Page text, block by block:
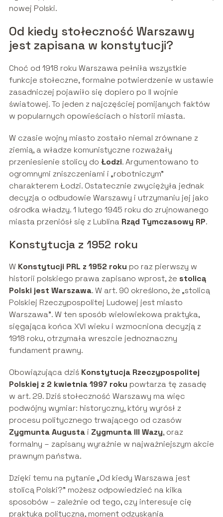
nowej Polski.
Od kiedy stołeczność Warszawy
jest zapisana w konstytucji?
Choć od 1918 roku Warszawa pełniła wszystkie
funkcje stołeczne, formalne potwierdzenie w ustawie
zasadniczej pojawiło się dopiero po II wojnie
światowej. To jeden z najczęściej pomijanych faktów
w popularnych opowieściach o historii miasta.
W czasie wojny miasto zostało niemal zrównane z
ziemią, a władze komunistyczne rozważały
przeniesienie stolicy do Łodzi. Argumentowano to
ogromnymi zniszczeniami i „robotniczym”
charakterem Łodzi. Ostatecznie zwyciężyła jednak
decyzja o odbudowie Warszawy i utrzymaniu jej jako
ośrodka władzy. 1 lutego 1945 roku do zrujnowanego
miasta przeniósł się z Lublina Rząd Tymczasowy RP.
Konstytucja z 1952 roku
W Konstytucji PRL z 1952 roku po raz pierwszy w
historii polskiego prawa zapisano wprost, że stolicą
Polski jest Warszawa. W art. 90 określono, że „stolicą
Polskiej Rzeczypospolitej Ludowej jest miasto
Warszawa”. W ten sposób wielowiekowa praktyka,
sięgająca końca XVI wieku i wzmocniona decyzją z
1918 roku, otrzymała wreszcie jednoznaczny
fundament prawny.
Obowiązująca dziś Konstytucja Rzeczypospolitej
Polskiej z 2 kwietnia 1997 roku powtarza tę zasadę
w art. 29. Dziś stołeczność Warszawy ma więc
podwójny wymiar: historyczny, który wyrósł z
procesu politycznego trwającego od czasów
Zygmunta Augustai Zygmunta III Wazy, oraz
formalny – zapisany wyraźnie w najważniejszym akcie
prawnym państwa.
Dzięki temu na pytanie „Od kiedy Warszawa jest
stolicą Polski?” możesz odpowiedzieć na kilka
sposobów – zależnie od tego, czy interesuje cię
praktyka polityczna, moment odzyskania